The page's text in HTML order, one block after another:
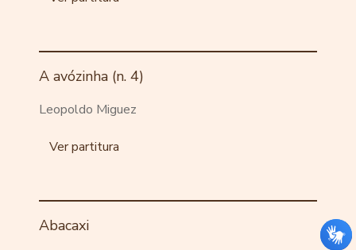
A avózinha (n. 4)
Leopoldo Miguez
Ver partitura
Abacaxi